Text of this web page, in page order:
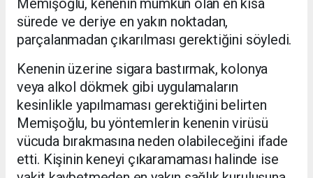
Memişoğlu, kenenin mümkün olan en kısa
sürede ve deriye en yakın noktadan,
parçalanmadan çıkarılması gerektiğini söyledi.
Kenenin üzerine sigara bastırmak, kolonya
veya alkol dökmek gibi uygulamaların
kesinlikle yapılmaması gerektiğini belirten
Memişoğlu, bu yöntemlerin kenenin virüsü
vücuda bırakmasına neden olabileceğini ifade
etti. Kişinin keneyi çıkaramaması halinde ise